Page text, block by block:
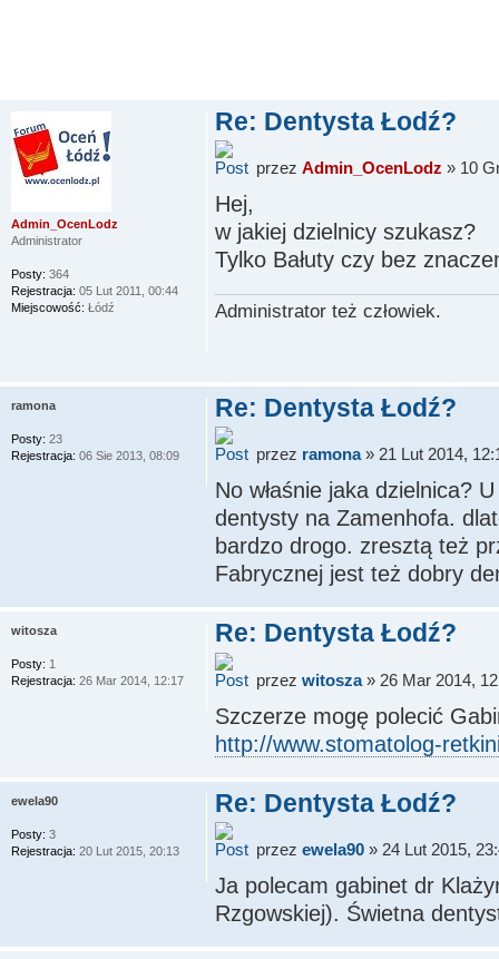
Re: Dentysta Łodź?
przez Admin_OcenLodz » 10
Hej,
w jakiej dzielnicy szukasz?
Tylko Bałuty czy bez
Administrator też człowiek.
Admin_OcenLodz
Administrator
Posty: 364
Rejestracja: 05 Lut 2011, 00:44
Miejscowość: Łódź
Re: Dentysta Łodź?
przez ramona» 21 Lut 2014,
No właśnie jaka dzielnica?
dentysty na Zamenhofa.
bardzo drogo. zresztą też
Fabrycznej jest też dobry
ramona
Posty: 23
Rejestracja: 06 Sie 2013, 08:09
Re: Dentysta Łodź?
przez witosza» 26 Mar 2014,
Szczerze mogę polecić
http://www.stomatolog-
witosza
Posty: 1
Rejestracja: 26 Mar 2014, 12:17
Re: Dentysta Łodź?
przez ewela90» 24 Lut 2015,
Ja polecam gabinet dr
Rzgowskiej). Świetna
ewela90
Posty: 3
Rejestracja: 20 Lut 2015, 20:13